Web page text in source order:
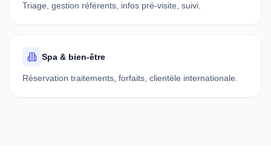
Triage, gestion référents, infos pré-visite, suivi.
Spa & bien-être
Réservation traitements, forfaits, clientèle internationale.